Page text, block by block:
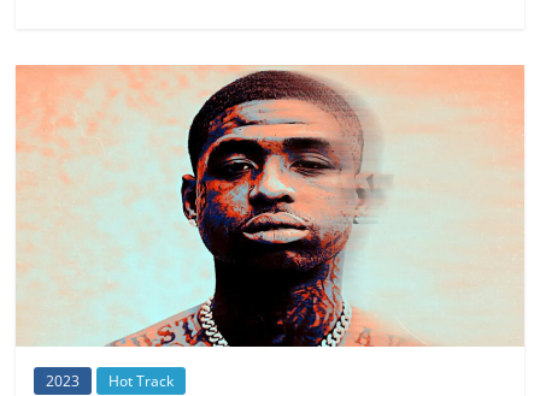
2023 Hot Track